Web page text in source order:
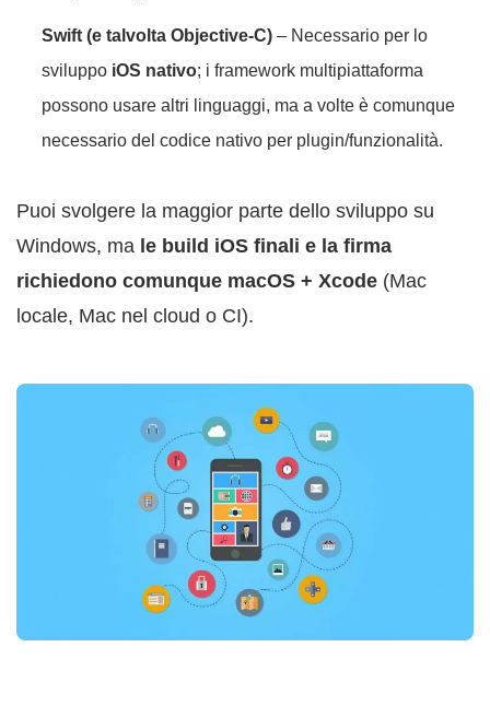
Swift (e talvolta Objective-C) – Necessario per lo
sviluppo iOS nativo; i framework multipiattaforma
possono usare altri linguaggi, ma a volte è comunque
necessario del codice nativo per plugin/funzionalità.
Puoi svolgere la maggior parte dello sviluppo su
Windows, ma le build iOS finali e la firma
richiedono comunque macOS + Xcode (Mac
locale, Mac nel cloud o CI).